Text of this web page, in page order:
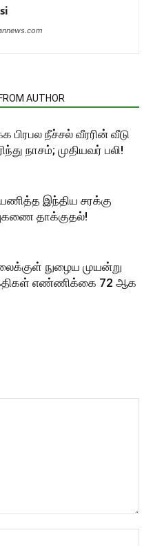
AUTHOR
பிரபல நீச்சல் வீரரின் வீடு
நாசம்; முதியவர் பலி!
இந்திய சரக்கு
தாக்குதல்!
நுழைய முயன்று
எண்ணிக்கை 72 ஆக